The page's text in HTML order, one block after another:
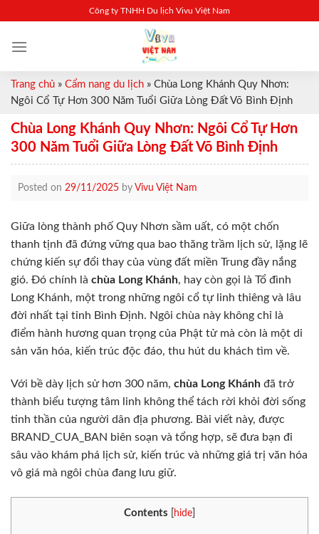
content
Công ty TNHH Du lịch Vivu Việt Nam
Trang chủ » Cẩm nang du lịch » Chùa Long Khánh Quy Nhơn:
Ngôi Cổ Tự Hơn 300 Năm Tuổi Giữa Lòng Đất Võ Bình Định
Chùa Long Khánh Quy Nhơn: Ngôi Cổ Tự Hơn
300 Năm Tuổi Giữa Lòng Đất Võ Bình Định
Posted on 29/11/2025 by Vivu Việt Nam
Giữa lòng thành phố Quy Nhơn sầm uất, có một chốn
thanh tịnh đã đứng vững qua bao thăng trầm lịch sử, lặng lẽ
chứng kiến sự đổi thay của vùng đất miền Trung đầy nắng
gió. Đó chính là chùa Long Khánh, hay còn gọi là Tổ đình
Long Khánh, một trong những ngôi cổ tự linh thiêng và lâu
đời nhất tại tỉnh Bình Định. Ngôi chùa này không chỉ là
điểm hành hương quan trọng của Phật tử mà còn là một di
sản văn hóa, kiến trúc độc đáo, thu hút du khách tìm về.
Với bề dày lịch sử hơn 300 năm, chùa Long Khánh đã trở
thành biểu tượng tâm linh không thể tách rời khỏi đời sống
tinh thần của người dân địa phương. Bài viết này, được
BRAND_CUA_BAN biên soạn và tổng hợp, sẽ đưa bạn đi
sâu vào khám phá lịch sử, kiến trúc và những giá trị văn hóa
vô giá mà ngôi chùa đang lưu giữ.
Contents hide